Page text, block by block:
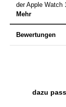
der Apple Watch
Mehr
Bewertungen
dazu